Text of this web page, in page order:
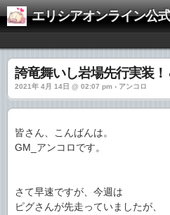
エリシアオンライン公
誇竜舞いし岩場先行実装！
2021年 4月 14日 @ 02:07 pm › アンコロ
皆さん、こんばんは。
GM_アンコロです。
さて早速ですが、今週は
ピグさんが先走っていましたが、